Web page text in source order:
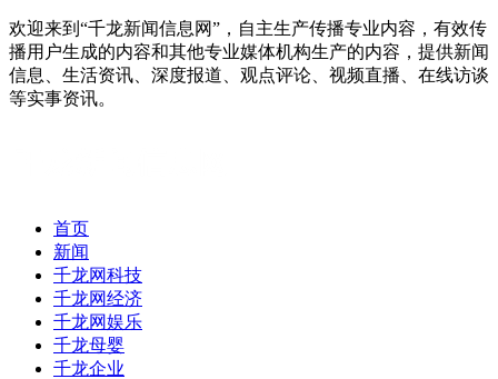
欢迎来到“千龙新闻信息网”，自主生产传播专业内容，有效传
播用户生成的内容和其他专业媒体机构生产的内容，提供新闻
信息、生活资讯、深度报道、观点评论、视频直播、在线访谈
等实事资讯。
首页
新闻
千龙网科技
千龙网经济
千龙网娱乐
千龙母婴
千龙企业